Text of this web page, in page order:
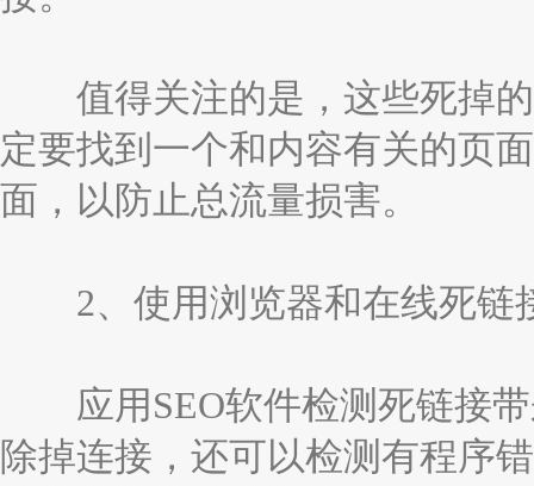
值得关注的是，这些死掉的
定要找到一个和内容有关的页
面，以防止总流量损害。
2、使用浏览器和在线死链
应用SEO软件检测死链接带
除掉连接，还可以检测有程序